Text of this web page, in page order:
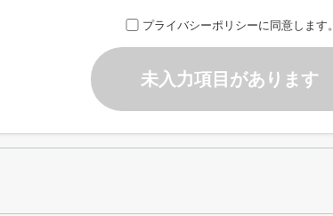
プライバシーポリシーに同意します。
未入力項目があります